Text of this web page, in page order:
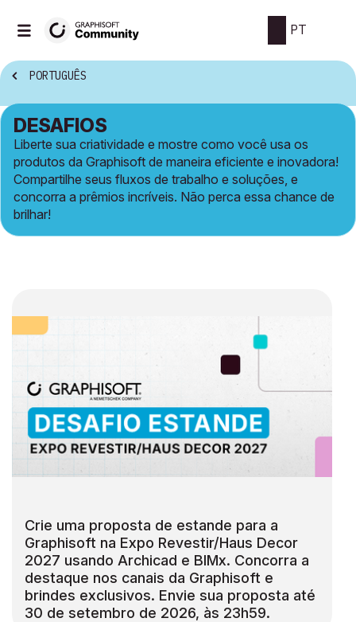
PT
PORTUGUÊS
DESAFIOS
Liberte sua criatividade e mostre como você usa os
produtos da Graphisoft de maneira eficiente e inovadora!
Compartilhe seus fluxos de trabalho e soluções, e
concorra a prêmios incríveis. Não perca essa chance de
brilhar!
Crie uma proposta de estande para a
Graphisoft na Expo Revestir/Haus Decor
2027 usando Archicad e BIMx. Concorra a
destaque nos canais da Graphisoft e
brindes exclusivos. Envie sua proposta até
30 de setembro de 2026, às 23h59.